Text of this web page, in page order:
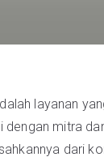
layanan
mitra
dari